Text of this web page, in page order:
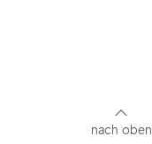
nach oben